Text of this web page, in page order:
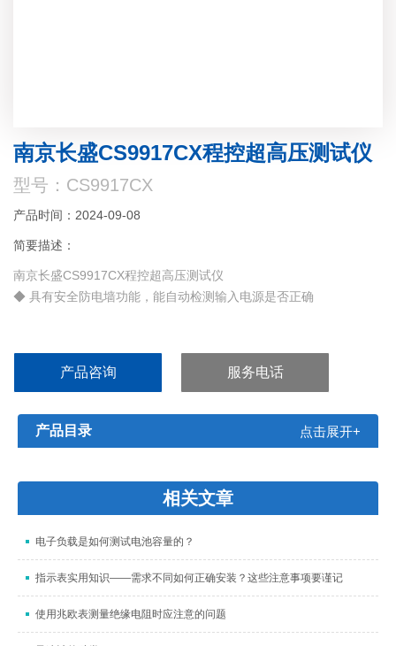
南京长盛CS9917CX程控超高压测试仪
型号：CS9917CX
产品时间：2024-09-08
简要描述：
南京长盛CS9917CX程控超高压测试仪
◆ 具有安全防电墙功能，能自动检测输入电源是否正确
安全
件造成的误判
产品咨询 服务电话
产品目录 点击展开+
相关文章
电子负载是如何测试电池容量的？
指示表实用知识——需求不同如何正确安装？这些注意事项要谨记
使用兆欧表测量绝缘电阻时应注意的问题